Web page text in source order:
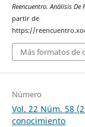
Reencuentro. Análisis
partir de
https://
Más formatos de
Número
Vol. 22 Núm. 58
conocimiento